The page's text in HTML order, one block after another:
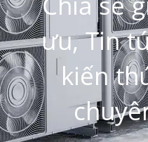
ưu, Tin
kiến